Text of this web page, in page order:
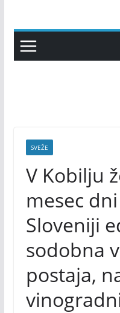
content
SVEŽE
V Kobilju
mesec
Sloveniji
sodobna
postaja,